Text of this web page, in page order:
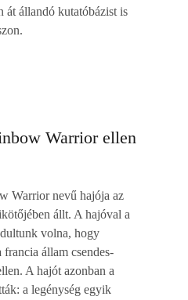
át állandó kutatóbázist is
Warrior ellen
Warrior nevű hajója az
állt. A hajóval a
volna, hogy
állam csendes-
A hajót azonban a
a legénység egyik